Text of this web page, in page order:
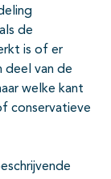
de
is of er
deel van de
welke kant
conservatieve